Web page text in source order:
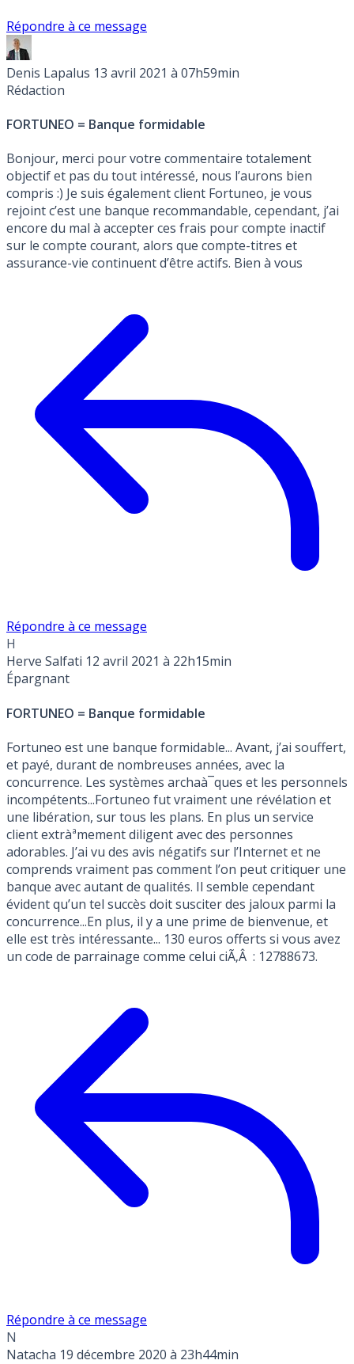
Répondre à ce message
Denis Lapalus 13 avril 2021 à 07h59min
Rédaction
FORTUNEO = Banque formidable
Bonjour, merci pour votre commentaire totalement
objectif et pas du tout intéressé, nous l’aurons bien
compris :) Je suis également client Fortuneo, je vous
rejoint c’est une banque recommandable, cependant, j’ai
encore du mal à accepter ces frais pour compte inactif
sur le compte courant, alors que compte-titres et
assurance-vie continuent d’être actifs. Bien à vous
Répondre à ce message
H
Herve Salfati 12 avril 2021 à 22h15min
Épargnant
FORTUNEO = Banque formidable
Fortuneo est une banque formidable... Avant, j’ai souffert,
et payé, durant de nombreuses années, avec la
concurrence. Les systèmes archaà¯ques et les personnels
incompétents...Fortuneo fut vraiment une révélation et
une libération, sur tous les plans. En plus un service
client extràªmement diligent avec des personnes
adorables. J’ai vu des avis négatifs sur l’Internet et ne
comprends vraiment pas comment l’on peut critiquer une
banque avec autant de qualités. Il semble cependant
évident qu’un tel succès doit susciter des jaloux parmi la
concurrence...En plus, il y a une prime de bienvenue, et
elle est très intéressante... 130 euros offerts si vous avez
un code de parrainage comme celui ciÃ‚Â : 12788673.
Répondre à ce message
N
Natacha 19 décembre 2020 à 23h44min